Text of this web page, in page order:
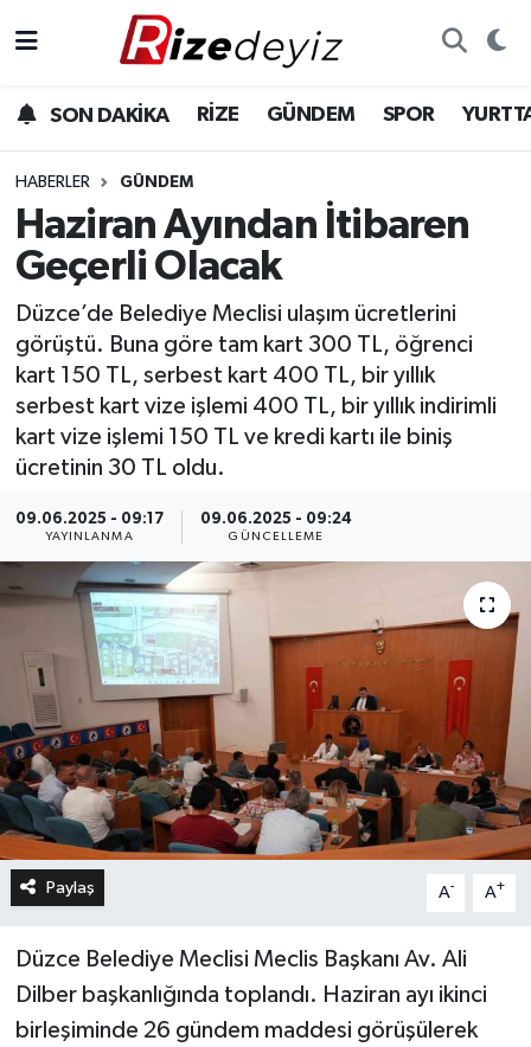
SON DAKİKA RİZE GÜNDEM SPOR
HABERLER GÜNDEM
Haziran Ayından İtibaren
Geçerli Olacak
Düzce’de Belediye Meclisi ulaşım ücretlerini
görüştü. Buna göre tam kart 300 TL, öğrenci
kart 150 TL, serbest kart 400 TL, bir yıllık
serbest kart vize işlemi 400 TL, bir yıllık indirimli
kart vize işlemi 150 TL ve kredi kartı ile biniş
ücretinin 30 TL oldu.
09.06.2025 - 09:17
YAYINLANMA
09.06.2025 - 09:24
GÜNCELLEME
Paylaş A- A+
Düzce Belediye Meclisi Meclis Başkanı Av. Ali
Dilber başkanlığında toplandı. Haziran ayı ikinci
birleşiminde 26 gündem maddesi görüşülerek
Gündem
Yurttan Haberler
Ekonomi
Teknoloji
Rize Hava Durumu
Rize Trafik Yoğunluk Haritası
Süper Lig Puan Durumu ve Fikstür
Tüm Manşetler
Son Dakika Haberleri
Haber Arşivi